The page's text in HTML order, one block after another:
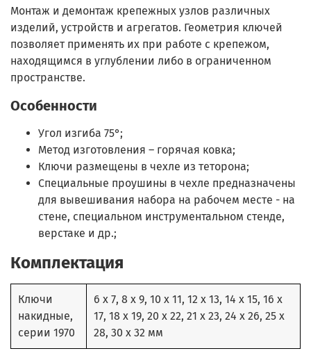
Монтаж и демонтаж крепежных узлов различных
изделий, устройств и агрегатов. Геометрия ключей
позволяет применять их при работе с крепежом,
находящимся в углублении либо в ограниченном
пространстве.
Особенности
Угол изгиба 75°;
Метод изготовления – горячая ковка;
Ключи размещены в чехле из теторона;
Специальные проушины в чехле предназначены
для вывешивания набора на рабочем месте - на
стене, специальном инструментальном стенде,
верстаке и др.;
Комплектация
Ключи
накидные,
серии 1970
6 x 7, 8 x 9, 10 x 11, 12 x 13, 14 x 15, 16 x
17, 18 x 19, 20 x 22, 21 x 23, 24 x 26, 25 x
28, 30 x 32 мм